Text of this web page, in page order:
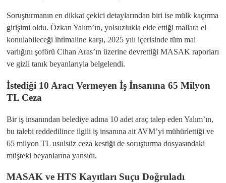
​Soruşturmanın en dikkat çekici detaylarından biri ise mülk kaçırma
girişimi oldu. Özkan Yalım’ın, yolsuzlukla elde ettiği mallara el
konulabileceği ihtimaline karşı, 2025 yılı içerisinde tüm mal
varlığını şoförü Cihan Aras’ın üzerine devrettiği MASAK raporları
ve gizli tanık beyanlarıyla belgelendi.
İstediği 10 Aracı Vermeyen İş İnsanına 65 Milyon
TL Ceza
​Bir iş insanından belediye adına 10 adet araç talep eden Yalım’ın,
bu talebi reddedilince ilgili iş insanına ait AVM’yi mühürlettiği ve
65 milyon TL usulsüz ceza kestiği de soruşturma dosyasındaki
müşteki beyanlarına yansıdı.
MASAK ve HTS Kayıtları Suçu Doğruladı